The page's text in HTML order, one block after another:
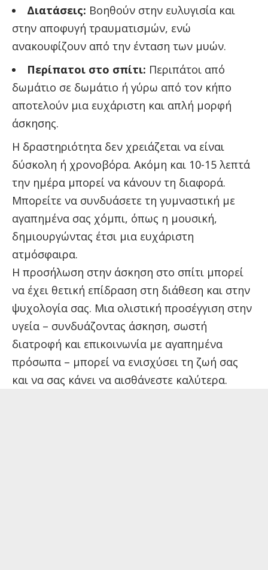
Διατάσεις: Βοηθούν στην ευλυγισία και
στην αποφυγή τραυματισμών, ενώ
ανακουφίζουν από την ένταση των μυών.
Περίπατοι στο σπίτι: Περιπάτοι από
δωμάτιο σε δωμάτιο ή γύρω από τον κήπο
αποτελούν μια ευχάριστη και απλή μορφή
άσκησης.
Η δραστηριότητα δεν χρειάζεται να είναι
δύσκολη ή χρονοβόρα. Ακόμη και 10-15 λεπτά
την ημέρα μπορεί να κάνουν τη διαφορά.
Μπορείτε να συνδυάσετε τη γυμναστική με
αγαπημένα σας χόμπι, όπως η μουσική,
δημιουργώντας έτσι μια ευχάριστη
ατμόσφαιρα.
Η προσήλωση στην άσκηση στο σπίτι μπορεί
να έχει θετική επίδραση στη διάθεση και στην
ψυχολογία σας. Μια ολιστική προσέγγιση στην
υγεία – συνδυάζοντας άσκηση, σωστή
διατροφή και επικοινωνία με αγαπημένα
πρόσωπα – μπορεί να ενισχύσει τη ζωή σας
και να σας κάνει να αισθάνεστε καλύτερα.